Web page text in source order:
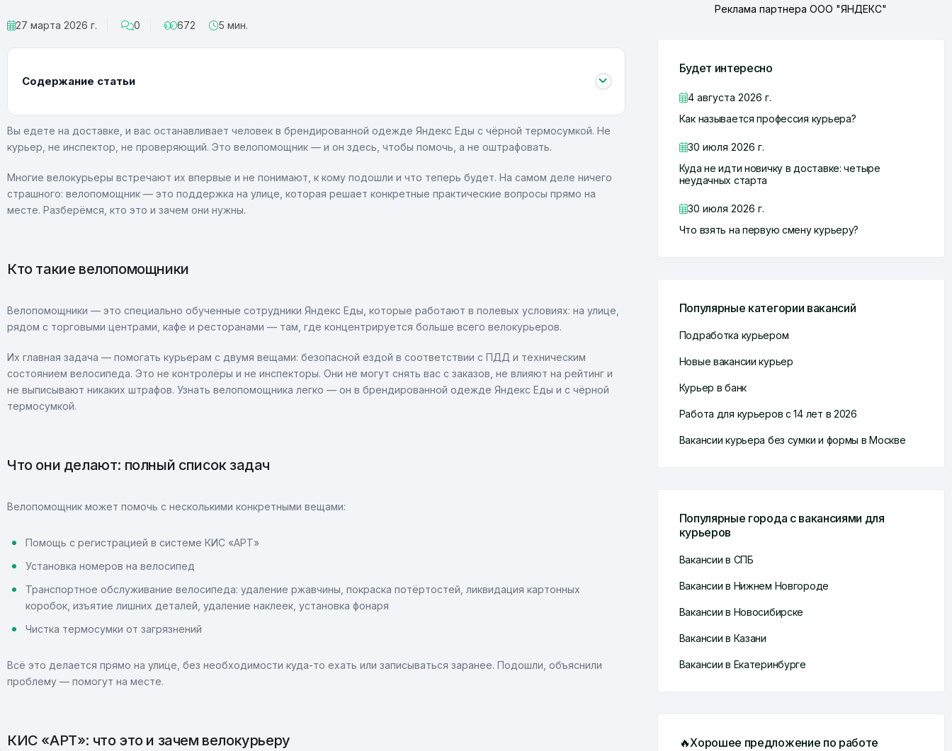
27 марта 2026 г. 0 672 5 мин.
Содержание статьи
Вы едете на доставке, и вас останавливает человек в брендированной одежде Яндекс Еды с чёрной термосумкой. Не
курьер, не инспектор, не проверяющий. Это велопомощник — и он здесь, чтобы помочь, а не оштрафовать.
Многие велокурьеры встречают их впервые и не понимают, к кому подошли и что теперь будет. На самом деле ничего
страшного: велопомощник — это поддержка на улице, которая решает конкретные практические вопросы прямо на
месте. Разберёмся, кто это и зачем они нужны.
Кто такие велопомощники
Велопомощники — это специально обученные сотрудники Яндекс Еды, которые работают в полевых условиях: на улице,
рядом с торговыми центрами, кафе и ресторанами — там, где концентрируется больше всего велокурьеров.
Их главная задача — помогать курьерам с двумя вещами: безопасной ездой в соответствии с ПДД и техническим
состоянием велосипеда. Это не контролёры и не инспекторы. Они не могут снять вас с заказов, не влияют на рейтинг и
не выписывают никаких штрафов. Узнать велопомощника легко — он в брендированной одежде Яндекс Еды и с чёрной
термосумкой.
Что они делают: полный список задач
Велопомощник может помочь с несколькими конкретными вещами:
Помощь с регистрацией в системе КИС «АРТ»
Установка номеров на велосипед
Транспортное обслуживание велосипеда: удаление ржавчины, покраска потёртостей, ликвидация картонных
коробок, изъятие лишних деталей, удаление наклеек, установка фонаря
Чистка термосумки от загрязнений
Всё это делается прямо на улице, без необходимости куда-то ехать или записываться заранее. Подошли, объяснили
проблему — помогут на месте.
КИС «АРТ»: что это и зачем велокурьеру
Реклама партнера ООО "ЯНДЕКС"
Будет интересно
4 августа 2026 г.
Как называется профессия курьера?
30 июля 2026 г.
Куда не идти новичку в доставке: четыре
неудачных старта
30 июля 2026 г.
Что взять на первую смену курьеру?
Популярные категории вакансий
Подработка курьером
Новые вакансии курьер
Курьер в банк
Работа для курьеров с 14 лет в 2026
Вакансии курьера без сумки и формы в Москве
Популярные города с вакансиями для
курьеров
Вакансии в СПБ
Вакансии в Нижнем Новгороде
Вакансии в Новосибирске
Вакансии в Казани
Вакансии в Екатеринбурге
🔥Хорошее предложение по работе